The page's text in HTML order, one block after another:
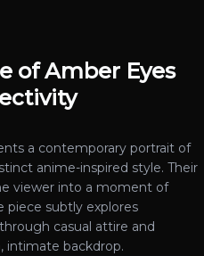
of Amber Eyes
a contemporary portrait of
anime-inspired style. Their
viewer into a moment of
piece subtly explores
casual attire and
intimate backdrop.